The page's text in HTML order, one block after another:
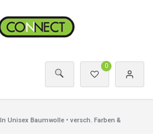
0
Unisex Baumwolle • versch. Farben &